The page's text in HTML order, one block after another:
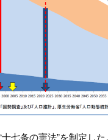
七条の憲法”を制定し